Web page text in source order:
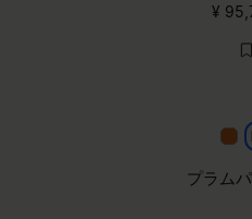
¥
ダ
プラム